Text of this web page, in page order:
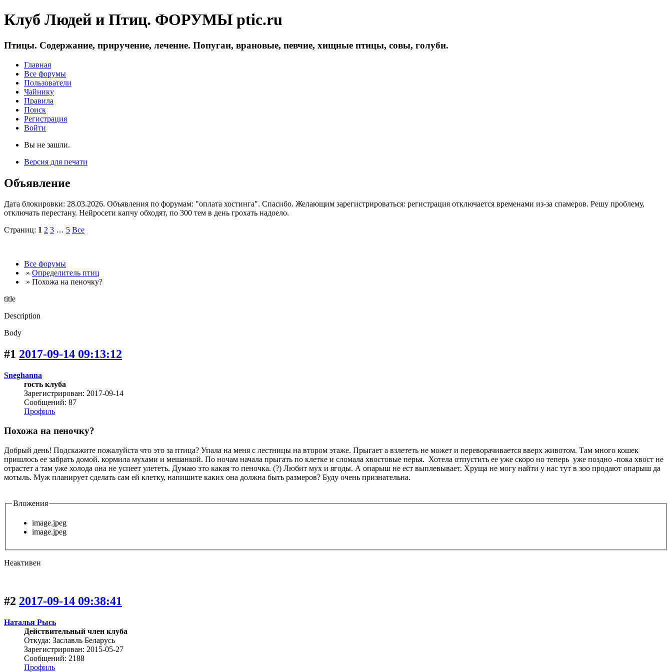
Клуб Людей и Птиц. ФОРУМЫ ptic.ru
Птицы. Содержание, приручение, лечение. Попугаи, врановые, певчие, хищные птицы, совы, голуби.
Главная
Все форумы
Пользователи
Чайнику
Правила
Поиск
Регистрация
Войти
Вы не зашли.
Версия для печати
Объявление
Дата блокировки: 28.03.2026. Объявления по форумам: "оплата хостинга". Спасибо. Желающим зарегистрироваться: регистрация отключается временами из-за спамеров. Решу проблему,
отключать перестану. Нейросети капчу обходят, по 300 тем в день грохать надоело.
Страниц: 1 2 3 … 5 Все
Все форумы
» Определитель птиц
» Похожа на пеночку?
title
Description
Body
#1 2017-09-14 09:13:12
Sneghanna
гость клуба
Зарегистрирован: 2017-09-14
Сообщений: 87
Профиль
Похожа на пеночку?
Добрый день! Подскажите пожалуйста что это за птица? Упала на меня с лестницы на втором этаже. Прыгает а взлететь не может и переворачивается вверх животом. Там много кошек
пришлось ее забрать домой. кормила мухами и мешанкой. По ночам начала прыгать по клетке и сломала хвостовые перья. Хотела отпустить ее уже скоро но теперь уже поздно -пока хвост не
отрастет а там уже холода она не успеет улететь. Думаю это какая то пеночка. (?) Любит мух и ягоды. А опарыш не ест выплевывает. Хруща не могу найти у нас тут в зоо продают опарыш да
мотыль. Муж планирует сделать сам ей клетку, напишите каких она должна быть размеров? Буду очень признательна.
Вложения
image.jpeg
image.jpeg
Неактивен
#2 2017-09-14 09:38:41
Наталья Рысь
Действительный член клуба
Откуда: Заславль Беларусь
Зарегистрирован: 2015-05-27
Сообщений: 2188
Профиль